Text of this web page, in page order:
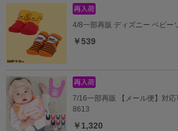
4/8一部再販 ディズニー ベビー
￥539
7/16一部再販 【メール便】対
8613
￥1,320